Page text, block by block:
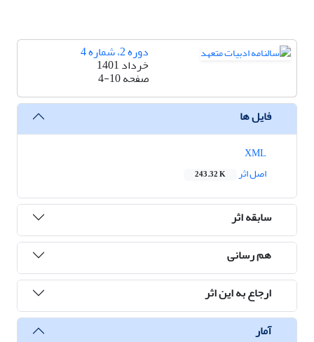
دوره 2، شماره 4
خرداد 1401
صفحه4-10
فایل ها
اصل اثر
243.32 K
سابقه اثر
هم رسانی
ارجاع به این اثر
آمار